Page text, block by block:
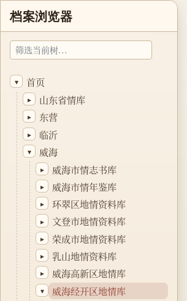
档案浏览器
▾ 首页
▸ 山东省情库
▸ 东营
▸ 临沂
▾ 威海
▸ 威海市情志书库
▸ 威海市情年鉴库
▸ 环翠区地情资料库
▸ 文登市地情资料库
▸ 荣成市地情资料库
▸ 乳山地情资料库
▸ 威海高新区地情库
▾ 威海经开区地情库